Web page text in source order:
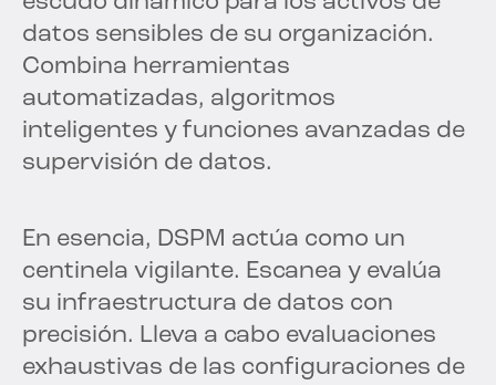
datos sensibles de su organización.
Combina herramientas
automatizadas, algoritmos
inteligentes y funciones avanzadas de
supervisión de datos.
En esencia, DSPM actúa como un
centinela vigilante. Escanea y evalúa
su infraestructura de datos con
precisión. Lleva a cabo evaluaciones
exhaustivas de las configuraciones de